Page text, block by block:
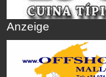
Anzeige